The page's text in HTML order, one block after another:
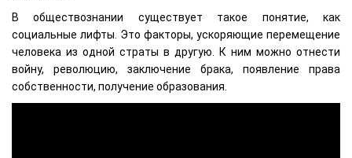
В обществознании существует такое понятие, как
социальные лифты. Это факторы, ускоряющие перемещение
человека из одной страты в другую. К ним можно отнести
войну, революцию, заключение брака, появление права
собственности, получение образования.